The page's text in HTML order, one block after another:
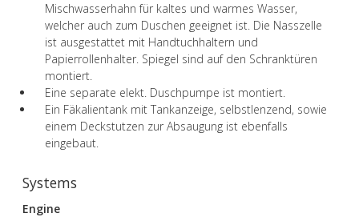
Mischwasserhahn für kaltes und warmes Wasser,
welcher auch zum Duschen geeignet ist. Die Nasszelle
ist ausgestattet mit Handtuchhaltern und
Papierrollenhalter. Spiegel sind auf den Schranktüren
montiert.
Eine separate elekt. Duschpumpe ist montiert.
Ein Fäkalientank mit Tankanzeige, selbstlenzend, sowie
einem Deckstutzen zur Absaugung ist ebenfalls
eingebaut.
Systems
Engine